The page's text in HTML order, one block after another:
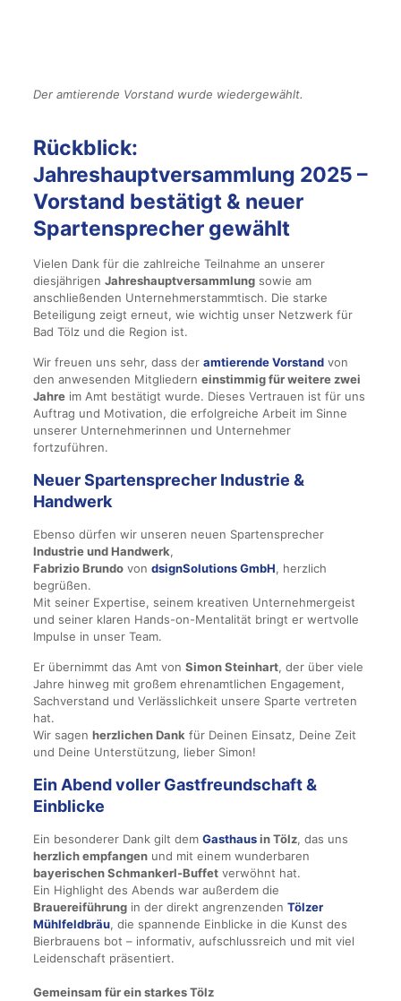
Der amtierende Vorstand wurde wiedergewählt.
Rückblick:
Jahreshauptversammlung 2025 –
Vorstand bestätigt & neuer
Spartensprecher gewählt
Vielen Dank für die zahlreiche Teilnahme an unserer
diesjährigen Jahreshauptversammlungsowie am
anschließenden Unternehmerstammtisch. Die starke
Beteiligung zeigt erneut, wie wichtig unser Netzwerk für
Bad Tölz und die Region ist.
Wir freuen uns sehr, dass der amtierende Vorstandvon
den anwesenden Mitgliedern einstimmig für weitere zwei
Jahreim Amt bestätigt wurde. Dieses Vertrauen ist für uns
Auftrag und Motivation, die erfolgreiche Arbeit im Sinne
unserer Unternehmerinnen und Unternehmer
fortzuführen.
Neuer Spartensprecher Industrie &
Handwerk
Ebenso dürfen wir unseren neuen Spartensprecher
Industrie und Handwerk,
Fabrizio Brundovon dsignSolutions GmbH, herzlich
begrüßen.
Mit seiner Expertise, seinem kreativen Unternehmergeist
und seiner klaren Hands-on-Mentalität bringt er wertvolle
Impulse in unser Team.
Er übernimmt das Amt von Simon Steinhart, der über viele
Jahre hinweg mit großem ehrenamtlichen Engagement,
Sachverstand und Verlässlichkeit unsere Sparte vertreten
hat.
Wir sagen herzlichen Dankfür Deinen Einsatz, Deine Zeit
und Deine Unterstützung, lieber Simon!
Ein Abend voller Gastfreundschaft &
Einblicke
Ein besonderer Dank gilt dem Gasthausin Tölz, das uns
herzlich empfangenund mit einem wunderbaren
bayerischen Schmankerl-Buffetverwöhnt hat.
Ein Highlight des Abends war außerdem die
Brauereiführungin der direkt angrenzenden Tölzer
Mühlfeldbräu, die spannende Einblicke in die Kunst des
Bierbrauens bot – informativ, aufschlussreich und mit viel
Leidenschaft präsentiert.
Gemeinsam für ein starkes Tölz